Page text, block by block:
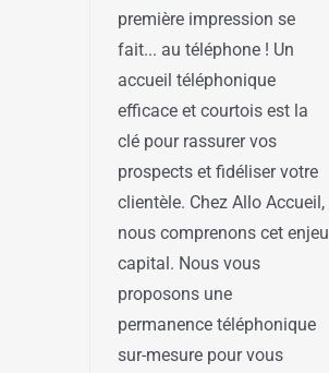
première impression se
fait... au téléphone ! Un
accueil téléphonique
efficace et courtois est la
clé pour rassurer vos
prospects et fidéliser votre
clientèle. Chez Allo Accueil,
nous comprenons cet enjeu
capital. Nous vous
proposons une
permanence téléphonique
sur-mesure pour vous